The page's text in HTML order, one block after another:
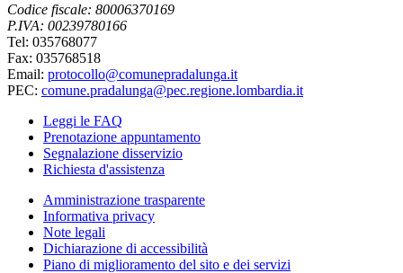
Codice fiscale: 80006370169
P.IVA: 00239780166
Tel: 035768077
Fax: 035768518
Email: protocollo@comunepradalunga.it
PEC: comune.pradalunga@pec.regione.lombardia.it
Leggi le FAQ
Prenotazione appuntamento
Segnalazione disservizio
Richiesta d'assistenza
Amministrazione trasparente
Informativa privacy
Note legali
Dichiarazione di accessibilità
Piano di miglioramento del sito e dei servizi